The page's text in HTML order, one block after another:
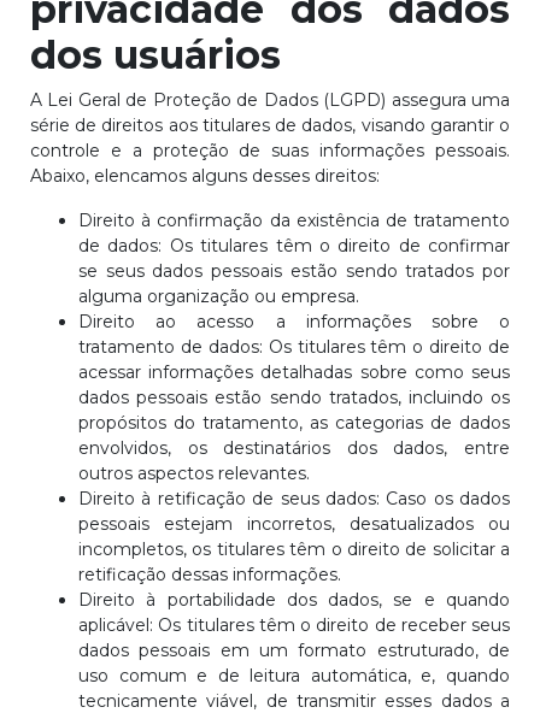
dos usuários
A Lei Geral de Proteção de Dados (LGPD) assegura uma
série de direitos aos titulares de dados, visando garantir o
controle e a proteção de suas informações pessoais.
Abaixo, elencamos alguns desses direitos:
Direito à confirmação da existência de tratamento
de dados: Os titulares têm o direito de confirmar
se seus dados pessoais estão sendo tratados por
alguma organização ou empresa.
Direito ao acesso a informações sobre o
tratamento de dados: Os titulares têm o direito de
acessar informações detalhadas sobre como seus
dados pessoais estão sendo tratados, incluindo os
propósitos do tratamento, as categorias de dados
envolvidos, os destinatários dos dados, entre
outros aspectos relevantes.
Direito à retificação de seus dados: Caso os dados
pessoais estejam incorretos, desatualizados ou
incompletos, os titulares têm o direito de solicitar a
retificação dessas informações.
Direito à portabilidade dos dados, se e quando
aplicável: Os titulares têm o direito de receber seus
dados pessoais em um formato estruturado, de
uso comum e de leitura automática, e, quando
tecnicamente viável, de transmitir esses dados a